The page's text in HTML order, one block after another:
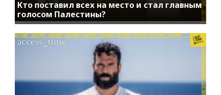
Кто поставил всех на место и стал главным
голосом Палестины?
access_time